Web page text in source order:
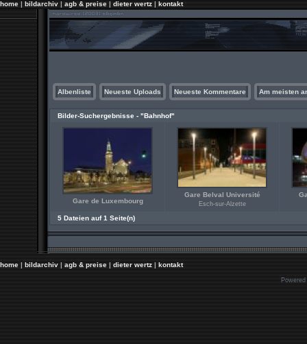
home|bildarchiv|agb & preise|dieter wertz|kontakt
Albenliste Neueste Uploads Neueste Kommentare Am meisten
Bilder-Suchergebnisse - "Bahnhof"
Gare de Luxembourg
Gare Belval Université
Esch-sur-Alzette
5 Dateien auf 1 Seite(n)
home|bildarchiv|agb & preise|dieter wertz|kontakt